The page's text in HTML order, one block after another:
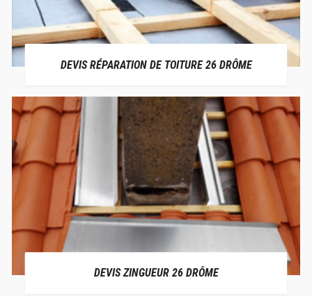
DEVIS RÉPARATION DE TOITURE 26 DRÔME
DEVIS ZINGUEUR 26 DRÔME